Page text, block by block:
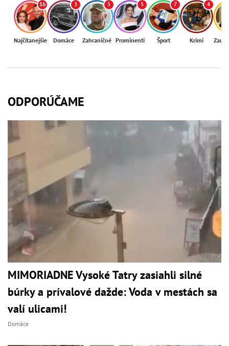
16
Najčítanejšie
3
Domáce
5
Zahraničné
5
Prominenti
7
Šport
4
Krimi
ODPORÚČAME
MIMORIADNE Vysoké Tatry zasiahli silné
búrky a prívalové dažde: Voda v mestách sa
valí ulicami!
Domáce